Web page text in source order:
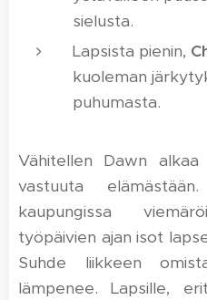
sielusta.
Lapsista pienin,
kuoleman
puhumasta.
Vähitellen Dawn
vastuuta
kaupungissa
työpäivien ajan isot
Suhde liikkeen
lämpenee. Lapsille,